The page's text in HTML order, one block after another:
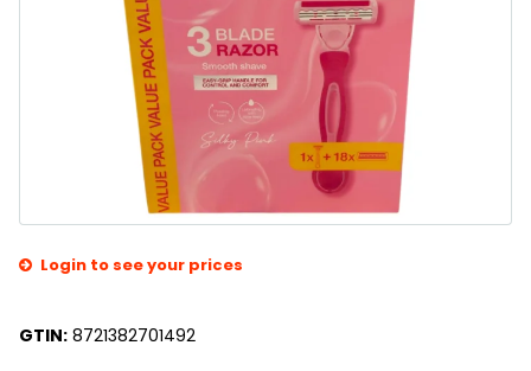
Login to see your prices
GTIN: 8721382701492